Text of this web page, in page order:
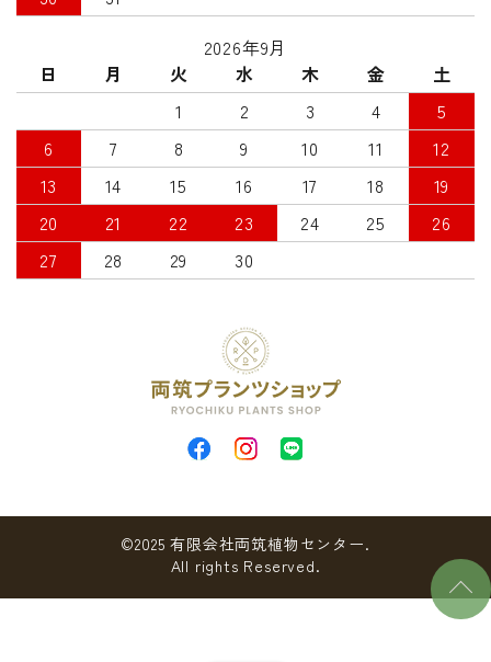
2026年9月
日
月 火 水 木 金
土
1
2 3 4
5
6
7 8 9 10 11
12
13
14 15 16 17 18
19
20
21 22 23 24 25
26
27
28 29 30
©2025 有限会社両筑植物センター.
All rights Reserved.